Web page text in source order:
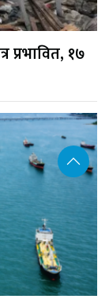
प्रभावित, १७